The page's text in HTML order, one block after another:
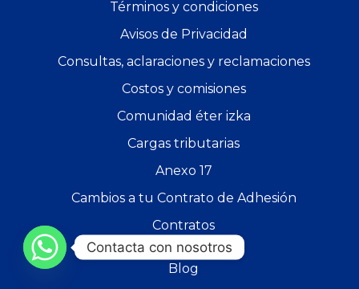
Términos y condiciones
Avisos de Privacidad
Consultas, aclaraciones y reclamaciones
Costos y comisiones
Comunidad éter izka
Cargas tributarias
Anexo 17
Cambios a tu Contrato de Adhesión
Contratos
Blog
Contacta con nosotros